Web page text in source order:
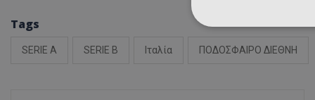
Tags
SERIE A SERIE B Ιταλία ΠΟΔΟΣΦΑΙΡΟ ΔΙΕΘΝΗ